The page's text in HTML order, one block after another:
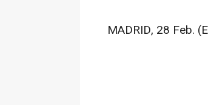
MADRID, 28 Feb.